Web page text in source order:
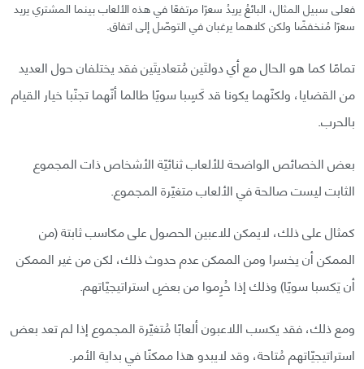
فعلى سبيل المثال، البائعُ يريدُ سعرًا مرتفعًا في هذه الألعاب بينما المشتري يريد
سعرًا مُنخفضًا ولكن كلاهما يرغبان في التوصّل إلى اتفاق.
تمامًا كما هو الحال مع أي دولتَين مُتعاديتَين فقد يختلفان حول العديد
من القضايا، ولكنّهما يكونا قد كَسِبا سويًا طالما أنّهما تجنّبا خيار القيام
بالحرب.
بعض الخصائص الواضحة للألعاب ثنائيّة الأشخاص ذات المجموع
الثابت ليست صالحة في الألعاب متغيّرة المجموع.
كمثال على ذلك، لايمكن للاعبين الحصول على مكاسب ثابتة (من
الممكن أن يخسرا ومن الممكن عدم حدوث ذلك، لكن من غير الممكن
أن يَكسبا سويًا) وذلك إذا حُرِموا من بعضِ استراتيجيّاتهم.
ومع ذلك، فقد يكسب اللاعبون ألعابًا مُتغيّرة المجموع إذا لم تعد بعض
استراتيجيّاتهم مُتاحة، وقد لايبدو هذا ممكنًا في بداية الأمر.